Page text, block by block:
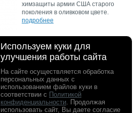
химзащиты армии США старого
поколения в оливковом цвете.
подробнее
УЦЕНКА. Брюки химзащита USGI
Chemical Protective. Woodland.
Производитель: Армейские склады
(США)
Состояние:Б/У сорт 2
уведомить о приходе
Оригинальные армейские брюки из
комплекта химзащиты US Chemical
Используем куки для
улучшения работы сайта
На сайте осуществляется обработка
персональных данных с
использованием файлов куки в
соответствии с Политикой
конфиденциальности. Продолжая
использовать сайт, Вы даете согласие